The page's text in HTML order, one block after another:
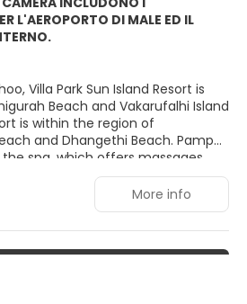
L'AEROPORTO DI MALE ED IL
Villa Park Sun Island Resort is
Beach and Vakarufalhi Island
is within the region of
and Dhangethi Beach. Pamper
spa, which offers massages,
facials. You can soak up the sun at
other recreational amenities
an outdoor tennis court.
this resort include complimentary
yourself at home in one of the
featuring minibars. Cable
your entertainment. Private
More info